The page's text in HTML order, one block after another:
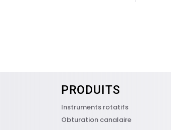
PRODUITS
Instruments rotatifs
Obturation canalaire